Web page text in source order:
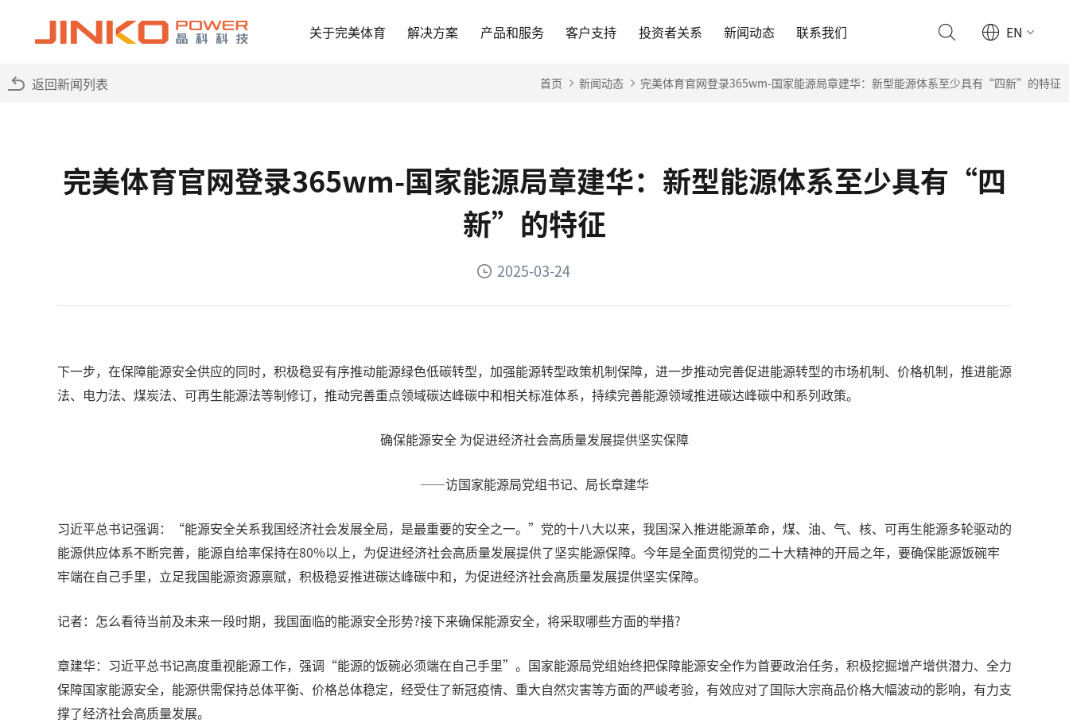
关于完美体育 解决方案 产品和服务 客户支持 投资者关系 新闻动态 联系我们 EN
返回新闻列表 首页 新闻动态 完美体育官网登录365wm-国家能源局章建华：新型能源体系至少具有“四新”的特征
完美体育官网登录365wm-国家能源局章建华：新型能源体系至少具有“四
新”的特征
2025-03-24
下一步，在保障能源安全供应的同时，积极稳妥有序推动能源绿色低碳转型，加强能源转型政策机制保障，进一步推动完善促进能源转型的市场机制、价格机制，推进能源
法、电力法、煤炭法、可再生能源法等制修订，推动完善重点领域碳达峰碳中和相关标准体系，持续完善能源领域推进碳达峰碳中和系列政策。
确保能源安全 为促进经济社会高质量发展提供坚实保障
——访国家能源局党组书记、局长章建华
习近平总书记强调：“能源安全关系我国经济社会发展全局，是最重要的安全之一。”党的十八大以来，我国深入推进能源革命，煤、油、气、核、可再生能源多轮驱动的
能源供应体系不断完善，能源自给率保持在80%以上，为促进经济社会高质量发展提供了坚实能源保障。今年是全面贯彻党的二十大精神的开局之年，要确保能源饭碗牢
牢端在自己手里，立足我国能源资源禀赋，积极稳妥推进碳达峰碳中和，为促进经济社会高质量发展提供坚实保障。
记者：怎么看待当前及未来一段时期，我国面临的能源安全形势?接下来确保能源安全，将采取哪些方面的举措?
章建华：习近平总书记高度重视能源工作，强调“能源的饭碗必须端在自己手里”。国家能源局党组始终把保障能源安全作为首要政治任务，积极挖掘增产增供潜力、全力
保障国家能源安全，能源供需保持总体平衡、价格总体稳定，经受住了新冠疫情、重大自然灾害等方面的严峻考验，有效应对了国际大宗商品价格大幅波动的影响，有力支
撑了经济社会高质量发展。